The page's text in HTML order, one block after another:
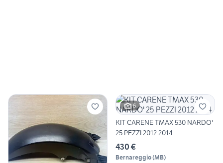
6
KIT CARENE TMAX 530 NARDO'
25 PEZZI 2012 2014
430 €
Bernareggio(MB)